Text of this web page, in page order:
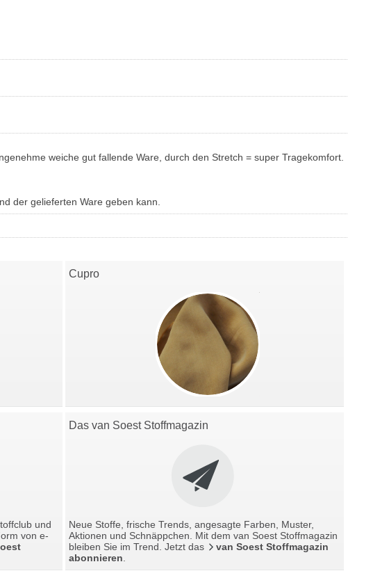
weiche gut fallende Ware, durch den Stretch = super Tragekomfort.
der gelieferten Ware geben kann.
Cupro
und
von e-
Das van Soest Stoffmagazin
Neue Stoffe, frische Trends, angesagte Farben, Muster,
Aktionen und Schnäppchen. Mit dem van Soest Stoffmagazin
bleiben Sie im Trend. Jetzt das
van Soest Stoffmagazin
abonnieren